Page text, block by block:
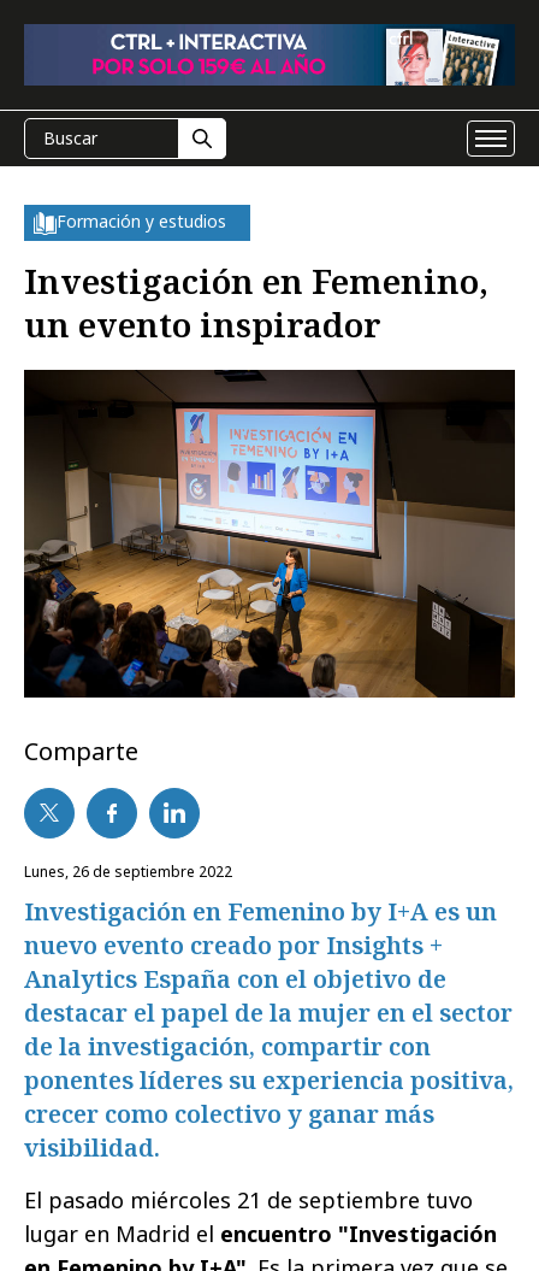
Formación y estudios
Investigación en Femenino,
un evento inspirador
Comparte
lunes, 26 de septiembre 2022
Investigación en Femenino by I+A es un
nuevo evento creado por Insights +
Analytics España con el objetivo de
destacar el papel de la mujer en el sector
de la investigación, compartir con
ponentes líderes su experiencia positiva,
crecer como colectivo y ganar más
visibilidad.
El pasado miércoles 21 de septiembre tuvo
lugar en Madrid el encuentro "Investigación